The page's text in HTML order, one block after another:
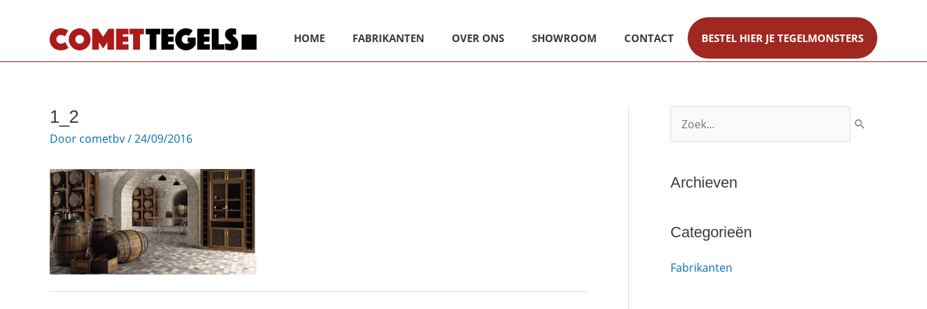
inhoud
HOME FABRIKANTEN OVER ONS SHOWROOM CONTACT BESTEL HIER JE TEGELMONSTERS
1_2
Door cometbv/24/09/2016
o
k
a
r
Archieven
Categorieën
Fabrikanten